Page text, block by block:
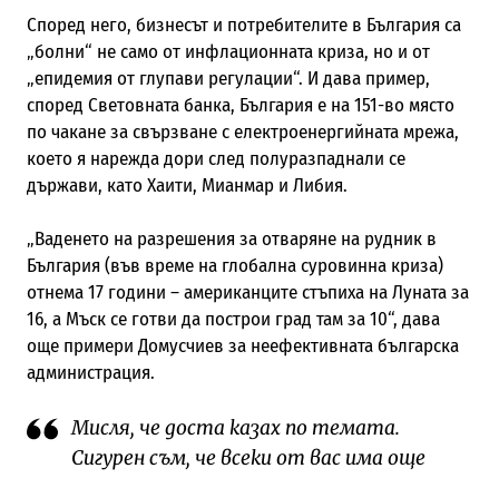
Според него, бизнесът и потребителите в България са
„болни“ не само от инфлационната криза, но и от
„епидемия от глупави регулации“. И дава пример,
според Световната банка, България е на 151-во място
по чакане за свързване с електроенергийната мрежа,
което я нарежда дори след полуразпаднали се
държави, като Хаити, Мианмар и Либия.
„Ваденето на разрешения за отваряне на рудник в
България (във време на глобална суровинна криза)
отнема 17 години – американците стъпиха на Луната за
16, а Мъск се готви да построи град там за 10“, дава
още примери Домусчиев за неефективната българска
администрация.
Мисля, че доста казах по темата.
Сигурен съм, че всеки от вас има още